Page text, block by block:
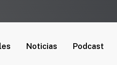
Noticias Podcast